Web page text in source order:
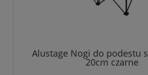
Alustage Nogi do podestu
20cm czarne